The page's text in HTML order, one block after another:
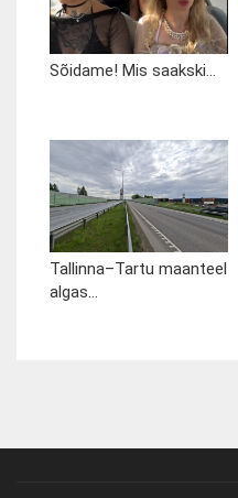
Sõidame! Mis saakski...
Tallinna–Tartu maanteel
algas...